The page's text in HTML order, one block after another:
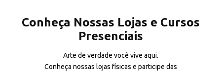
Conheça Nossas Lojas e Cursos
Presenciais
Arte de verdade você vive aqui.
Conheça nossas lojas físicas e participe das